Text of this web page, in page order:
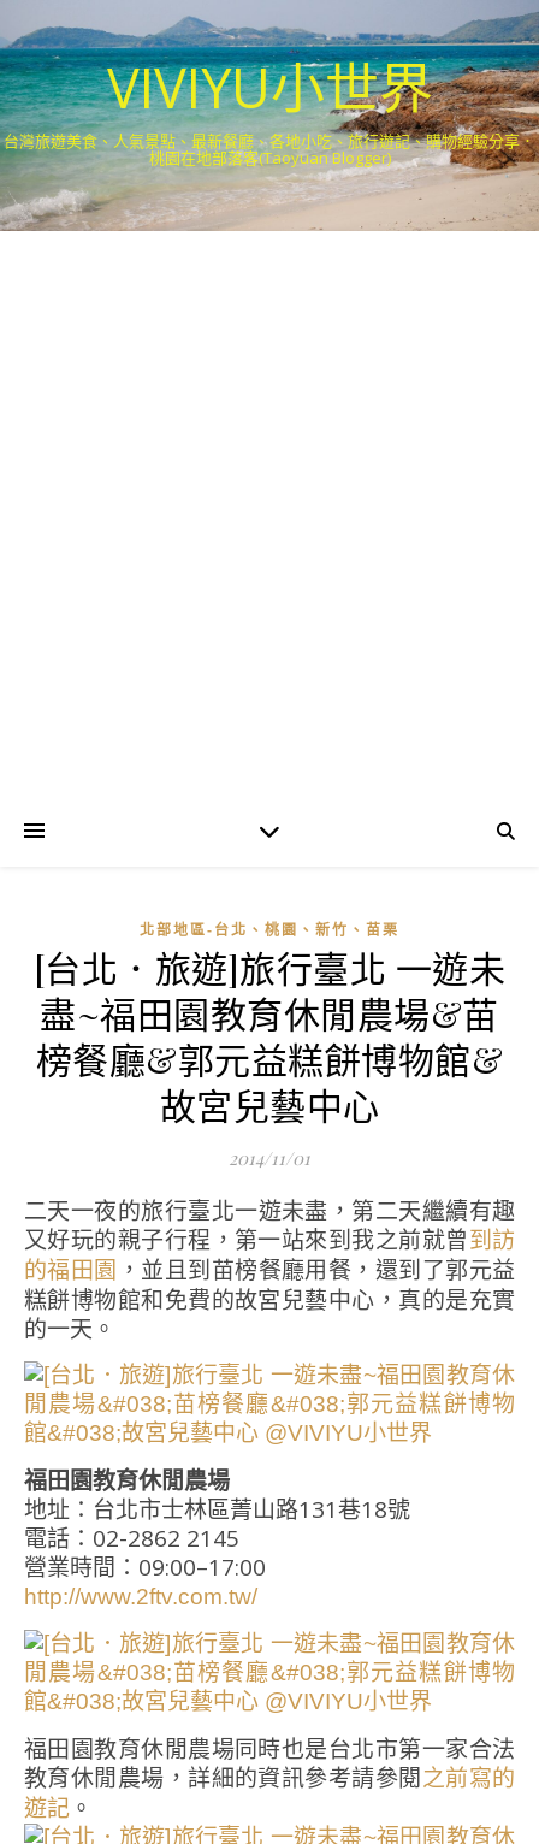
VIVIYU小世界
台灣旅遊美食、人氣景點、最新餐廳、各地小吃、旅行遊記、購物經驗分享．
桃園在地部落客(Taoyuan Blogger)
北部地區-台北、桃園、新竹、苗栗
[台北．旅遊]旅行臺北 一遊未
盡~福田園教育休閒農場&苗
榜餐廳&郭元益糕餅博物館&
故宮兒藝中心
2014/11/01
二天一夜的旅行臺北一遊未盡，第二天繼續有趣
又好玩的親子行程，第一站來到我之前就曾到訪
的福田園 ，並且到苗榜餐廳用餐，還到了郭元益
糕餅博物館和免費的故宮兒藝中心，真的是充實
的一天。
福田園教育休閒農場
地址：台北市士林區菁山路131巷18號
電話：02-2862 2145
營業時間：09:00–17:00
http://www.2ftv.com.tw/
福田園教育休閒農場同時也是台北市第一家合法
教育休閒農場，詳細的資訊參考請參閱之前寫的
遊記 。